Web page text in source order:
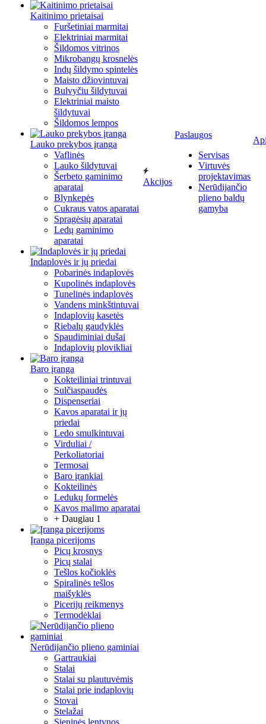
Kaitinimo prietaisai
Furšetiniai marmitai
Elektriniai marmitai
Šildomos vitrinos
Mikrobangų krosnelės
Indų šildymo spintelės
Maisto džiovintuvai
Bulvyčiu šildytuvai
Elektriniai maisto
šildytuvai
Šildomos lempos
Lauko prekybos įranga
Vaflinės
Lauko šildytuvai
Šerbeto gaminimo
aparatai
Blynkepės
Cukraus vatos aparatai
Spragėsių aparatai
Ledų gaminimo
aparatai
Indaplovės ir jų priedai
Pobarinės indaplovės
Kupolinės indaplovės
Tunelinės indaplovės
Vandens minkštintuvai
Indaplovių kasetės
Riebalų gaudyklės
Spaudiminiai dušai
Indaplovių plovikliai
Baro įranga
Kokteiliniai trintuvai
Sulčiaspaudės
Dispenseriai
Kavos aparatai ir jų
priedai
Ledo smulkintuvai
Virduliai /
Perkoliatoriai
Termosai
Baro įrankiai
Kokteilinės
Ledukų formelės
Kavos malimo aparatai
+ Daugiau 1
Įranga picerijoms
Picų krosnys
Picų stalai
Tešlos kočioklės
Spiralinės tešlos
maišyklės
Picerijų reikmenys
Termodėklai
Nerūdijančio plieno gaminiai
Gartraukiai
Stalai
Stalai su plautuvėmis
Stalai prie indaplovių
Stovai
Stelažai
Sieninės lentynos
Akcijos
Paslaugos
Servisas
Virtuvės
projektavimas
Nerūdijančio
plieno baldų
gamyba